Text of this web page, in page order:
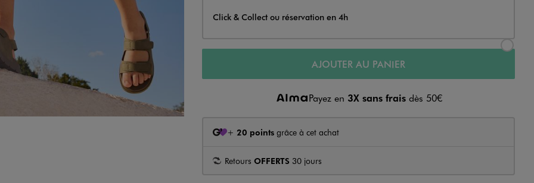
Click & Collect ou réservation en 4h
AJOUTER AU PANIER
Payez en 3X sans fraisdès 50€
+ 20 pointsgrâce à cet achat
Retours OFFERTS 30 jours